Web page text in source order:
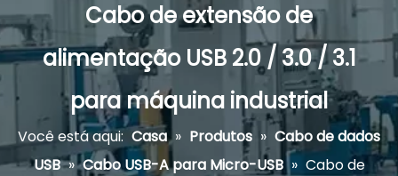
Cabo de extensão de
alimentação USB 2.0 / 3.0 / 3.1
para máquina industrial
Você está aqui: Casa » Produtos » Cabo de dados
USB » Cabo USB-A para Micro-USB » Cabo de